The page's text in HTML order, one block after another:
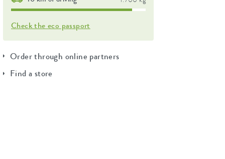
Check the eco passport
Order through online partners
Find a store